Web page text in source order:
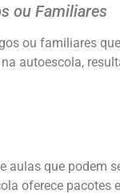
ou Familiares
ou familiares
autoescola,
aulas que podem
oferece pacotes